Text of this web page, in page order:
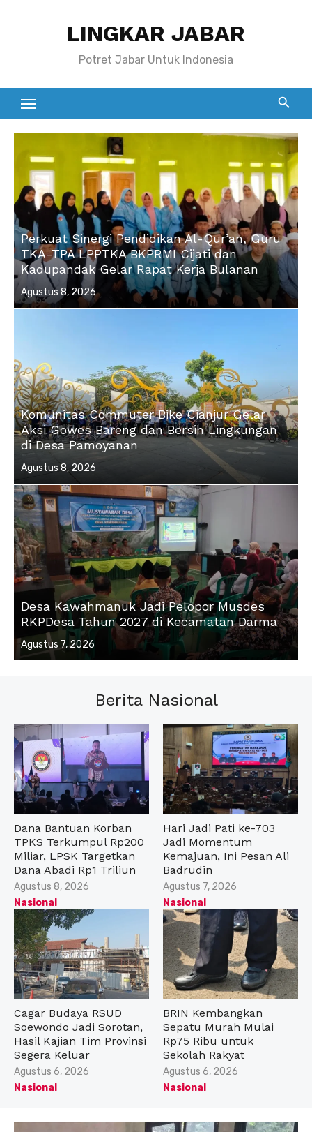
LINGKAR JABAR
Potret Jabar Untuk Indonesia
Perkuat Sinergi Pendidikan Al-Qur’an, Guru
TKA-TPA LPPTKA BKPRMI Cijati dan
Kadupandak Gelar Rapat Kerja Bulanan
Posted
on
Agustus 8, 2026
Komunitas Commuter Bike Cianjur Gelar
Aksi Gowes Bareng dan Bersih Lingkungan
di Desa Pamoyanan
Posted
on
Agustus 8, 2026
Desa Kawahmanuk Jadi Pelopor Musdes
RKPDesa Tahun 2027 di Kecamatan Darma
Posted
on
Agustus 7, 2026
Berita Nasional
Dana Bantuan Korban
TPKS Terkumpul Rp200
Miliar, LPSK Targetkan
Dana Abadi Rp1 Triliun
Posted
on
Agustus 8, 2026
Nasional
Hari Jadi Pati ke-703
Jadi Momentum
Kemajuan, Ini Pesan Ali
Badrudin
Posted
on
Agustus 7, 2026
Nasional
Cagar Budaya RSUD
Soewondo Jadi Sorotan,
Hasil Kajian Tim Provinsi
Segera Keluar
Posted
on
Agustus 6, 2026
Nasional
BRIN Kembangkan
Sepatu Murah Mulai
Rp75 Ribu untuk
Sekolah Rakyat
Posted
on
Agustus 6, 2026
Nasional